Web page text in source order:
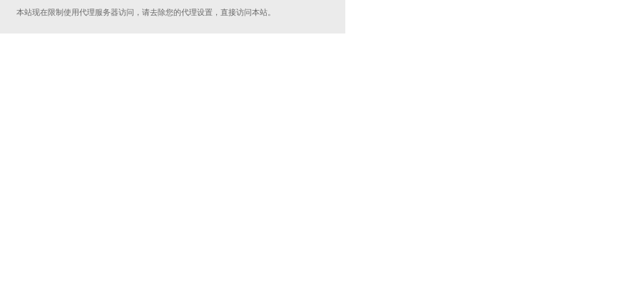
本站现在限制使用代理服务器访问，请去除您的代理设置，直接访问本站。